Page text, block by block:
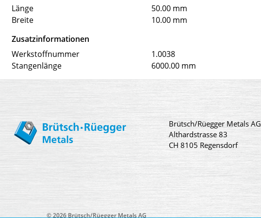
Länge
50.00 mm
Breite
10.00 mm
Zusatzinformationen
Werkstoffnummer
1.0038
Stangenlänge
6000.00 mm
Brütsch/Rüegger Metals AG
Althardstrasse 83
CH 8105 Regensdorf
© 2026 Brütsch/Rüegger Metals AG